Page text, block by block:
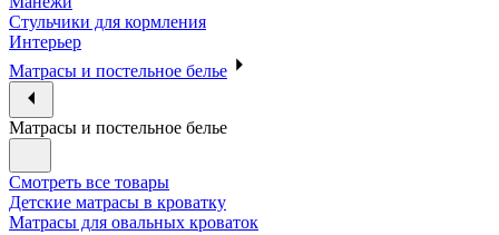
Стульчики для кормления
Интерьер
Матрасы и постельное белье
Матрасы и постельное белье
Смотреть все товары
Детские матрасы в кроватку
Матрасы для овальных кроваток